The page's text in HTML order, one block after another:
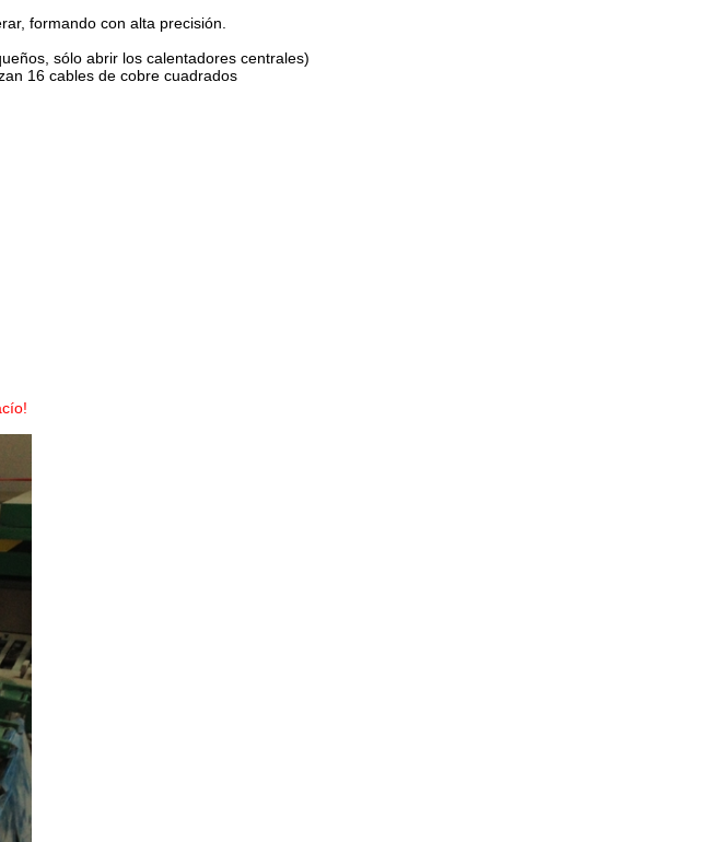
formando con alta precisión.
sólo abrir los calentadores centrales)
16 cables de cobre cuadrados